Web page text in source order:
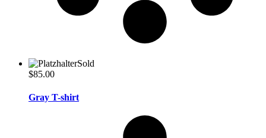
Sold
$85.00
Gray T-shirt